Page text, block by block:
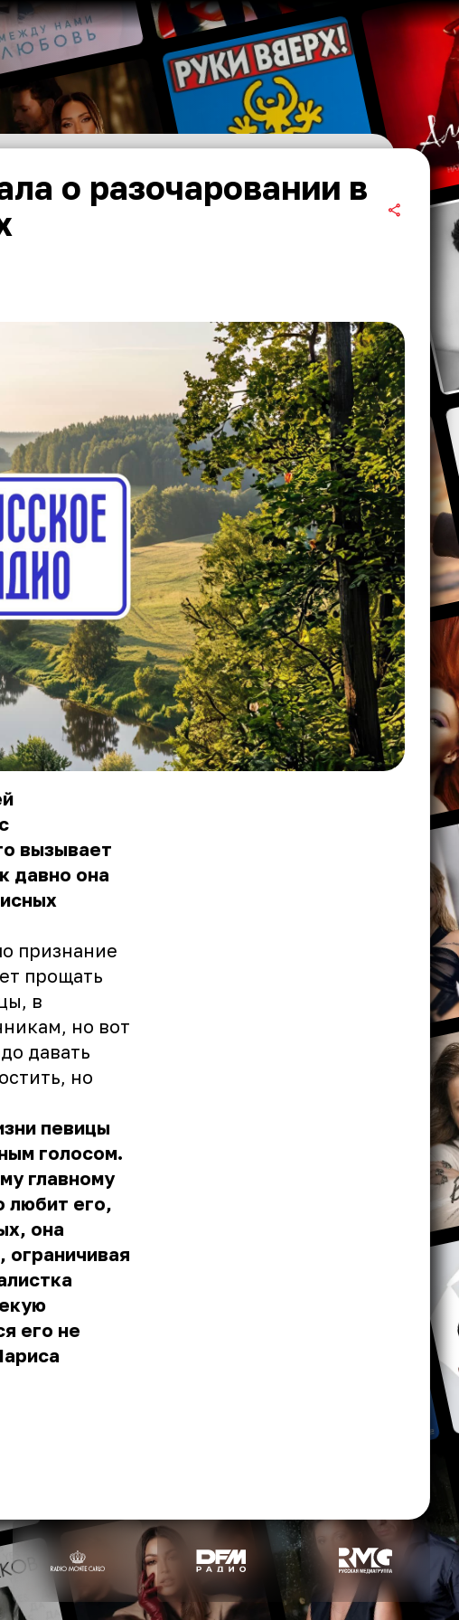
о разочаровании в
вызывает
давно она
признание
прощать
в
но вот
давать
но
певицы
голосом.
главному
любит его,
она
ограничивая
его не